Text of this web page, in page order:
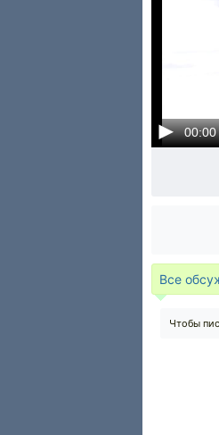
00:00
Все
Чтобы